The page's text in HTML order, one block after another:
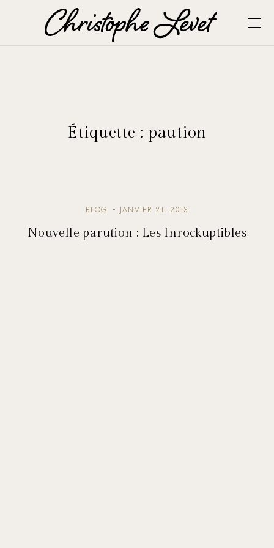
Étiquette : paution
BLOG JANVIER 21, 2013
Nouvelle parution : Les Inrockuptibles